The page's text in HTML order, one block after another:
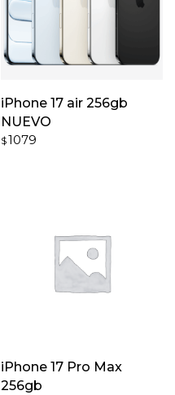
iPhone 17 air 256gb
NUEVO
$1079
iPhone 17 Pro Max
256gb